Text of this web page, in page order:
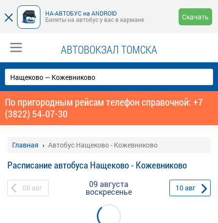
НА-АВТОБУС на ANDROID
Билеты на автобус у вас в кармане
Скачать
АВТОВОКЗАЛ ТОМСКА
По пригородным рейсам телефон справочной: +7
(3822) 54‑07-30
Главная Автобус Нащеково - Кожевниково
Расписание автобуса Нащеково - Кожевниково
08 авг 09 августа
воскресенье 10авг